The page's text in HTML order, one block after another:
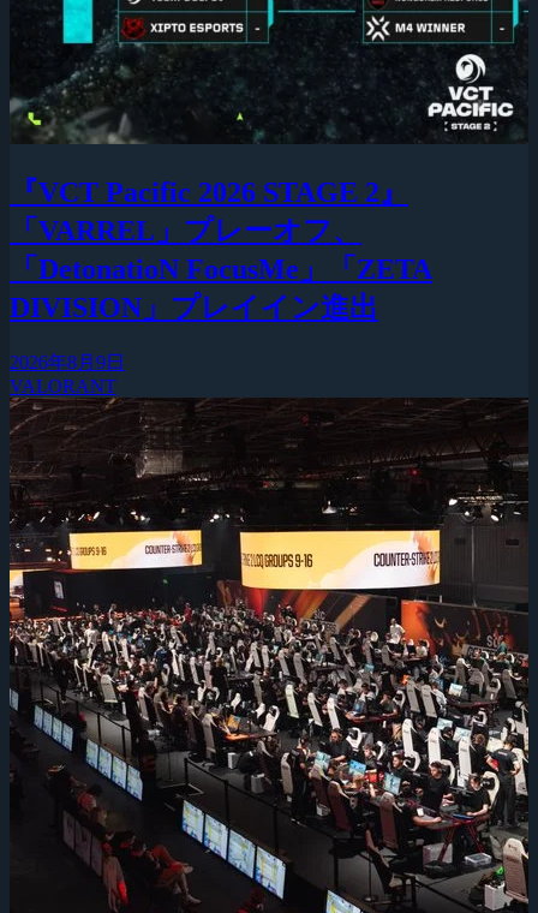
『VCT Pacific 2026 STAGE 2』
「VARREL」プレーオフ、
「DetonatioN FocusMe」「ZETA
DIVISION」プレイイン進出
2026年8月9日
VALORANT